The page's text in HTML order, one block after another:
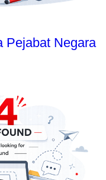
Pejabat Negara